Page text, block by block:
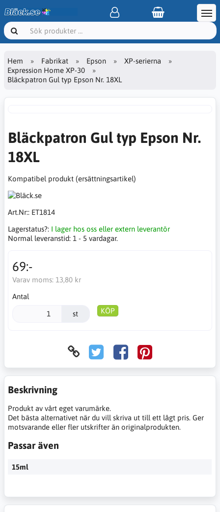
Hem Fabrikat Epson
XP-serierna
Expression Home XP-30
Bläckpatron Gul typ Epson Nr. 18XL
Bläckpatron Gul typ Epson Nr.
18XL
Kompatibel produkt (ersättningsartikel)
Art.Nr:: ET1814
Lagerstatus?: I lager hos oss eller extern leverantör
Normal leveranstid: 1 - 5 vardagar.
69:-
Varav moms: 13,80 kr
Antal
st KÖP
Beskrivning
Produkt av vårt eget varumärke.
Det bästa alternativet när du vill skriva ut till ett lågt pris. Ger
motsvarande eller fler utskrifter än originalprodukten.
Passar även
15ml